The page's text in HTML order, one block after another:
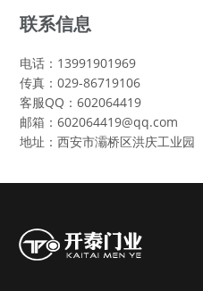
联系信息
电话：13991901969
传真：029-86719106
客服QQ：602064419
邮箱：602064419@qq.com
地址：西安市灞桥区洪庆工业园